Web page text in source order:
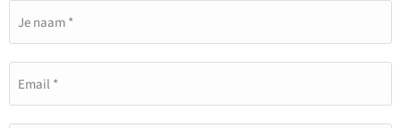
Je naam *
Email *